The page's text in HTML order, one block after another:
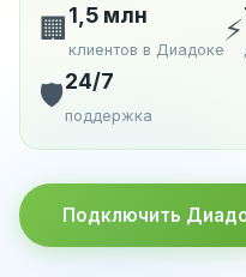
🏢 1,5 млн
клиентов в Диадоке
⚡
🛡️24/7
поддержка
Подключить